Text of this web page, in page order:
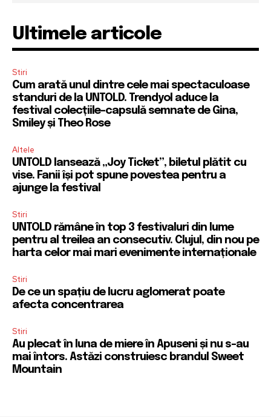
Ultimele articole
Stiri
Cum arată unul dintre cele mai spectaculoase
standuri de la UNTOLD. Trendyol aduce la
festival colecțiile-capsulă semnate de Gina,
Smiley și Theo Rose
Altele
UNTOLD lansează „Joy Ticket”, biletul plătit cu
vise. Fanii își pot spune povestea pentru a
ajunge la festival
Stiri
UNTOLD rămâne în top 3 festivaluri din lume
pentru al treilea an consecutiv. Clujul, din nou pe
harta celor mai mari evenimente internaționale
Stiri
De ce un spațiu de lucru aglomerat poate
afecta concentrarea
Stiri
Au plecat în luna de miere în Apuseni și nu s-au
mai întors. Astăzi construiesc brandul Sweet
Mountain